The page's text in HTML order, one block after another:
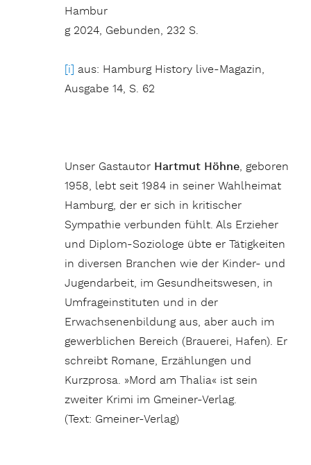
Hambur
g 2024, Gebunden, 232 S.
[i] aus: Hamburg History live-Magazin,
Ausgabe 14, S. 62
Unser Gastautor Hartmut Höhne, geboren
1958, lebt seit 1984 in seiner Wahlheimat
Hamburg, der er sich in kritischer
Sympathie verbunden fühlt. Als Erzieher
und Diplom-Soziologe übte er Tätigkeiten
in diversen Branchen wie der Kinder- und
Jugendarbeit, im Gesundheitswesen, in
Umfrageinstituten und in der
Erwachsenenbildung aus, aber auch im
gewerblichen Bereich (Brauerei, Hafen). Er
schreibt Romane, Erzählungen und
Kurzprosa. »Mord am Thalia« ist sein
zweiter Krimi im Gmeiner-Verlag.
(Text: Gmeiner-Verlag)